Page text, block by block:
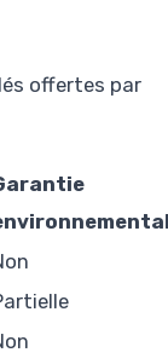
offertes par